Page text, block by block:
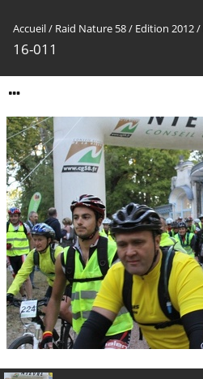
Accueil/ Raid Nature 58/ Edition 2012/
16-011